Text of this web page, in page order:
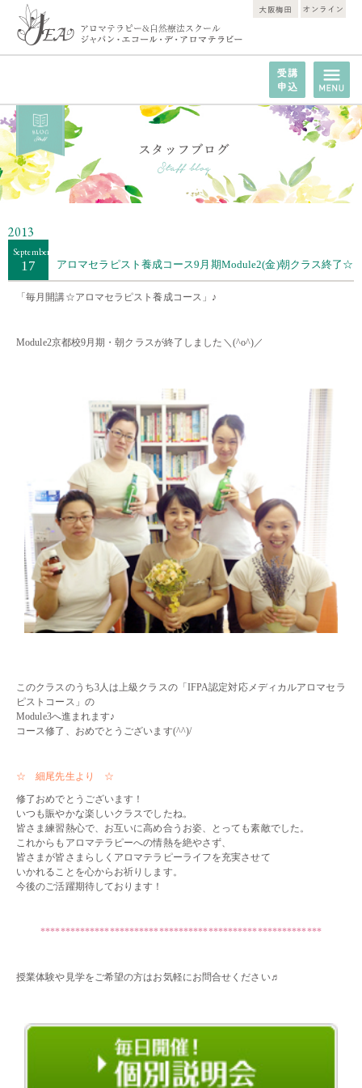
2013
September
17 アロマセラピスト養成コース9月期Module2(金)朝クラス終了☆
「毎月開講☆アロマセラピスト養成コース 」♪
Module2京都校9月期・朝クラスが終了しました＼(^o^)／
このクラスのうち3人は上級クラスの「 IFPA認定対応メディカルアロマセラ
ピストコース 」の
Module3へ進まれます♪
コース修了、おめでとうございます(^^)/
☆ 細尾先生より ☆
修了おめでとうございます！
いつも賑やかな楽しいクラスでしたね。
皆さま練習熱心で、お互いに高め合うお姿、とっても素敵でした。
これからもアロマテラピーへの情熱を絶やさず、
皆さまが皆さまらしくアロマテラピーライフを充実させて
いかれることを心からお祈りします。
今後のご活躍期待しております！
*********************************************************
授業体験や見学をご希望の方はお気軽にお問合せください♬